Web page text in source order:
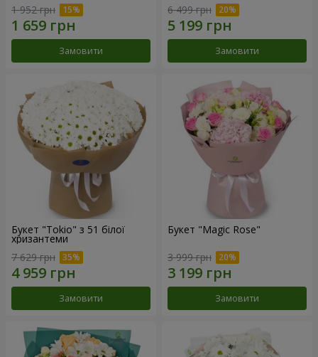
1 952 грн
Замовити
6 499 грн
Замовити
Букет "Tokio" з 51 білої
хризантеми
7 629 грн
Замовити
Букет "Magic Rose"
3 999 грн
Замовити